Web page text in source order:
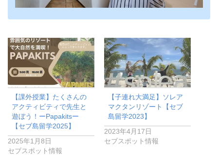
【課外授業】たくさんの
アクティビティで先生と
遊ぼう！ーPapakitsー
【セブ島留学2025】
2025年1月8日
セブスポット情報
【子連れ大満足】ソレア
マクタンリゾート【セブ
島留学2023】
2023年4月17日
セブスポット情報